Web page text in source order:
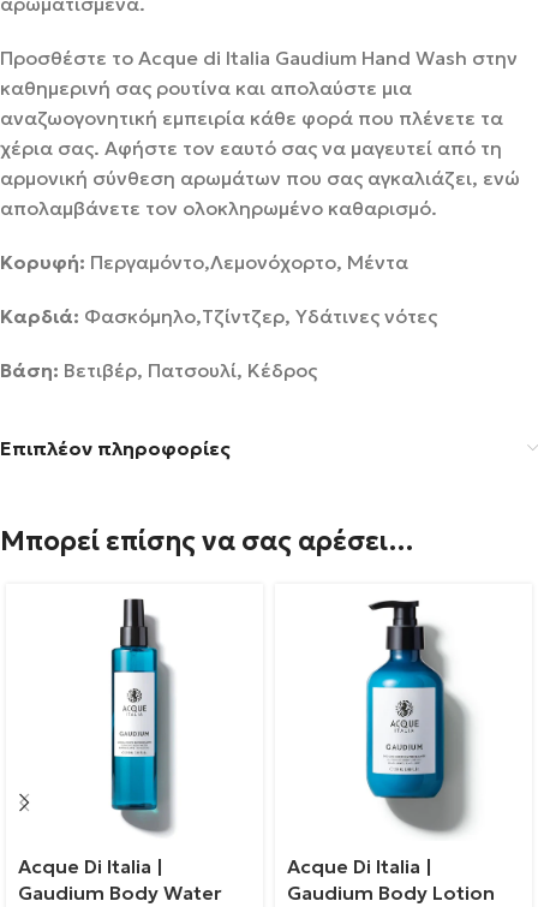
Προσθέστε το Acque di Italia Gaudium Hand Wash στην
καθημερινή σας ρουτίνα και απολαύστε μια
αναζωογονητική εμπειρία κάθε φορά που πλένετε τα
χέρια σας. Αφήστε τον εαυτό σας να μαγευτεί από τη
αρμονική σύνθεση αρωμάτων που σας αγκαλιάζει, ενώ
απολαμβάνετε τον ολοκληρωμένο καθαρισμό.
Κορυφή: Περγαμόντο,Λεμονόχορτο, Μέντα
Καρδιά: Φασκόμηλο,Τζίντζερ, Υδάτινες νότες
Βάση: Βετιβέρ, Πατσουλί, Κέδρος
Επιπλέον πληροφορίες
Μπορεί επίσης να σας αρέσει…
Acque Di Italia |
Gaudium Body Water
Acque Di Italia |
Gaudium Body Lotion